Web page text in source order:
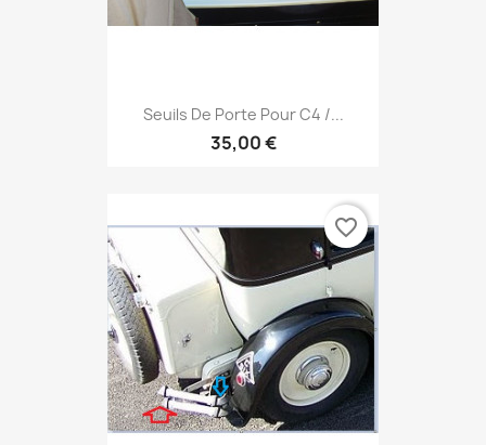
Seuils De Porte Pour C4 /...
35,00 €
favorite_border